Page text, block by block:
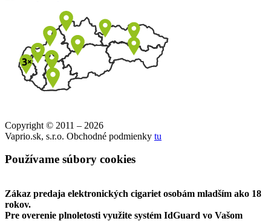
Copyright © 2011 – 2026
Vaprio.sk, s.r.o. Obchodné podmienky tu
Používame súbory cookies
Zákaz predaja elektronických cigariet osobám mladším ako 18
rokov.
Pre overenie plnoletosti využite systém IdGuard vo Vašom